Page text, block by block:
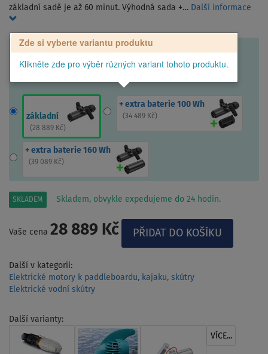
základní sadě je až 60 minut. Výhodná sada +… Další informace
Zde si vyberte variantu produktu
Klikněte zde pro výběr různých variant tohoto produktu.
základní
(28 889 Kč)
+ extra baterie 100 Wh
(34 489 Kč)
+ extra baterie 160 Wh
(39 089 Kč)
SKLADEM Skladem, obvykle expedujeme do 24 hodin.
Vaše cena 28 889 Kč
Další v kategorii:
Elektrické motory k paddleboardu, kajaku, skútry
Elektrické vodní skútry
Další varianty:
VÍCE...